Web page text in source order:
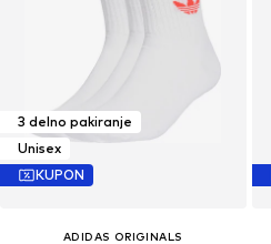
3 delno pakiranje
Unisex
KUPON
ADIDAS ORIGINALS